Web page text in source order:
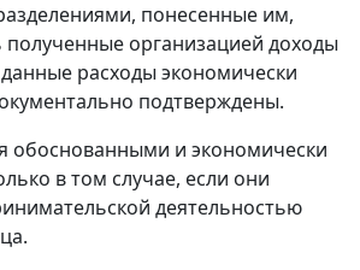
понесенные им,
организацией доходы
расходы экономически
подтверждены.
обоснованными и экономически
в том случае, если они
деятельностью